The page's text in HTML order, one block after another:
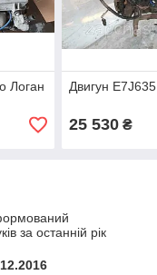
Логан Двигун E7J635
25 530₴
за останній рік